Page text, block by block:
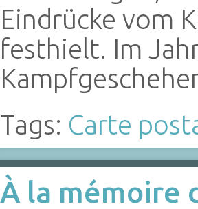
Eindrücke vom
festhielt. Im
Tags: Carte
À la mémoire